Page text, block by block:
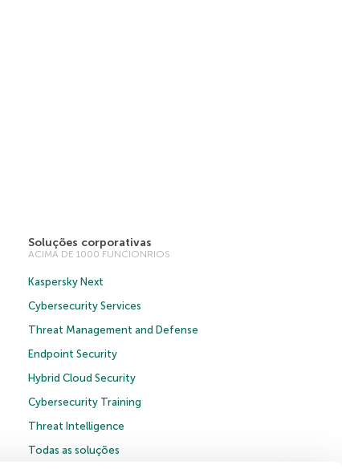
Soluções corporativas
ACIMA DE 1000 FUNCIONRIOS
Kaspersky Next
Cybersecurity Services
Threat Management and Defense
Endpoint Security
Hybrid Cloud Security
Cybersecurity Training
Threat Intelligence
Todas as soluções